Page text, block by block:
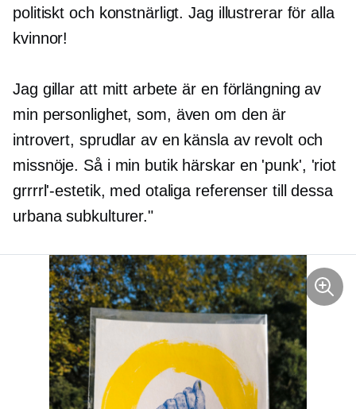
politiskt och konstnärligt. Jag illustrerar för alla
kvinnor!
Jag gillar att mitt arbete är en förlängning av
min personlighet, som, även om den är
introvert, sprudlar av en känsla av revolt och
missnöje. Så i min butik härskar en 'punk', 'riot
grrrrl'-estetik, med otaliga referenser till dessa
urbana subkulturer."